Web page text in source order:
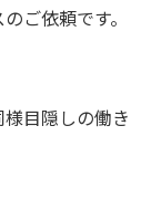
ご依頼です。
目隠しの働き